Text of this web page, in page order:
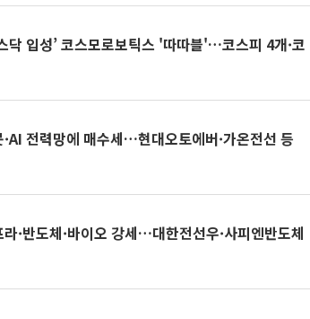
닥 입성’ 코스모로보틱스 '따따블'…코스피 4개·코
전력망에 매수세…현대오토에버·가온전선 등
·반도체·바이오 강세…대한전선우·사피엔반도체